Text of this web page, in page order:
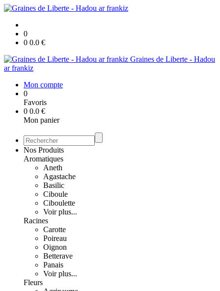
0
0 0.0 €
Graines de Liberte - Hadou
ar frankiz
Mon compte
0
Favoris
0 0.0 €
Mon panier
Nos Produits
Aromatiques
Aneth
Agastache
Basilic
Ciboule
Ciboulette
Voir plus...
Racines
Carotte
Poireau
Oignon
Betterave
Panais
Voir plus...
Fleurs